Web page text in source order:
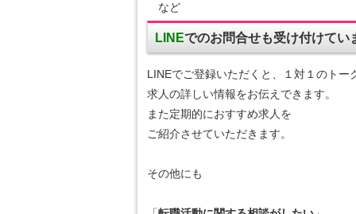
など
LINEでのお問合せも受け付けてい
LINEでご登録いただくと、１対１のトー
求人の詳しい情報をお伝えできます。
また定期的におすすめ求人を
ご紹介させていただきます。
その他にも